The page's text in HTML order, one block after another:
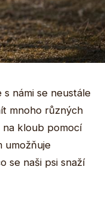
námi se neustále
mnoho různých
na kloub pomocí
umožňuje
se naši psi snaží